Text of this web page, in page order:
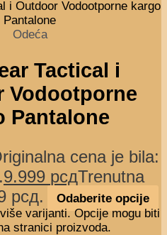
Odeća
Tactical i
Vodootporne
Pantalone
cena je bila:
9.999 рсдTrenutna
рсд.
Odaberite opcije
varijanti. Opcije mogu biti
stranici proizvoda.